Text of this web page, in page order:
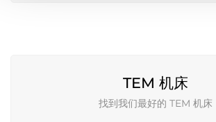
TEM 机床
找到我们最好的 TEM 机床